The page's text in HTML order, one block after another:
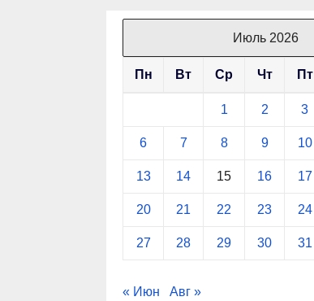
Июль 2026
Пн Вт Ср Чт Пт
1 2 3
6 7 8 9 10
13 14 15 16 17
20 21 22 23 24
27 28 29 30 31
« Июн Авг »